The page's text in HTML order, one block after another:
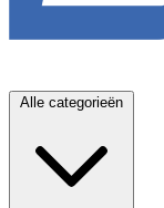
Alle categorieën